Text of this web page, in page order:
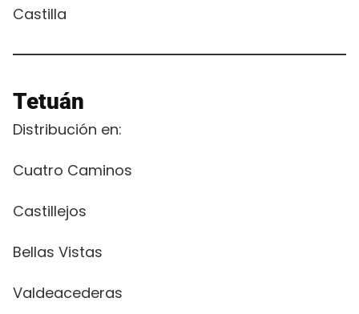
Castilla
Tetuán
Distribución en:
Cuatro Caminos
Castillejos
Bellas Vistas
Valdeacederas